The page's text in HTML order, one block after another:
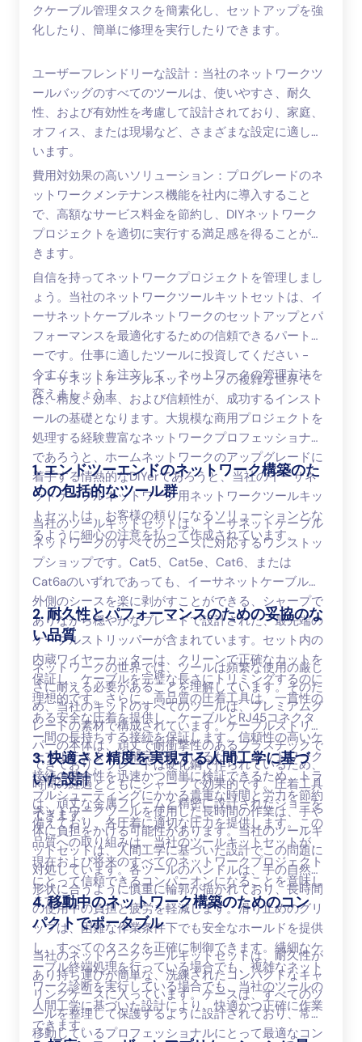
クケーブル管理タスクを簡素化し、セットアップを強
化したり、簡単に修理を実行したりできます。
ユーザーフレンドリーな設計：当社のネットワークツ
ールバッグのすべてのツールは、使いやすさ、耐久
性、および有効性を考慮して設計されており、家庭、
オフィス、または現場など、さまざまな設定に適して
います。
費用対効果の高いソリューション：プログレードのネ
ットワークメンテナンス機能を社内に導入すること
で、高額なサービス料金を節約し、DIYネットワーク
プロジェクトを適切に実行する満足感を得ることがで
きます。
自信を持ってネットワークプロジェクトを管理しまし
ょう。当社のネットワークツールキットセットは、イ
ーサネットケーブルネットワークのセットアップとパ
フォーマンスを最適化するための信頼できるパートナ
ーです。仕事に適したツールに投資してください -
今すぐキットを注文して、ネットワークの管理方法を
変えましょう！
イーサネットケーブルネットワークの複雑な世界で
は、精度、効率、および信頼性が、成功するインスト
ールの基礎となります。大規模な商用プロジェクトを
処理する経験豊富なネットワークプロフェッショナル
であろうと、ホームネットワークのアップグレードに
着手する情熱的なDIYerであろうと、当社のイーサネ
ットケーブルネットワーク用ネットワークツールキッ
トセットは、お客様の頼りになるソリューションとな
るように細心の注意を払って作成されています。
1. エンドツーエンドのネットワーク構築のた
めの包括的なツール群
当社のツールキットセットは、イーサネットケーブル
ネットワークのすべてのニーズに対応するワンストッ
プショップです。Cat5、Cat5e、Cat6、または
Cat6aのいずれであっても、イーサネットケーブルの
外側のシースを楽に剥がすことができる、シャープで
ありながら穏やかなブレードで設計された、最先端の
ケーブルストリッパーが含まれています。セット内の
内蔵ワイヤーカッターは、クリーンで正確なカットを
保証し、ケーブルを完璧な長さにトリミングするのに
理想的です。さらに、高品質の圧着工具は、一貫性の
ある安全な圧着を提供し、ケーブルとRJ45コネクタ
ー間の長持ちする接続を保証します。信頼性の高いケ
ーブルテスターで補完されているため、ネットワーク
接続の整合性を迅速かつ簡単に検証できるため、トラ
ブルシューティングにかかる貴重な時間と労力を節約
できます。
2. 耐久性とパフォーマンスのための妥協のな
い品質
ネットワークの世界では、ツールは頻繁な使用の厳し
さに耐える必要があることを理解しています。そのた
め、当社のキットのすべてのツールは、プレミアムグ
レードの素材で構成されています。ケーブルストリッ
パーの本体は、頑丈で耐衝撃性のあるプラスチックで
できており、ブレードは硬化鋼で作られているため、
時間の経過とともにシャープで効果的です。圧着工具
は、頑丈な金属フレームと精密に設計されたジョーを
備えており、各圧着に適切な圧力を提供します。この
品質への取り組みは、当社のツールキットセットが、
現在および将来のすべてのネットワークプロジェクト
にとって信頼できるコンパニオンになることを意味し
ます。
3. 快適さと精度を実現する人間工学に基づ
いた設計
ネットワークツールを使用した長時間の作業は、手や
体に負担をかける可能性があります。当社のツールキ
ットセットは、人間工学に基づいた設計でこの問題に
対処しています。各ツールのハンドルは、手の自然な
形状に合うように慎重に輪郭が描かれており、長時間
の使用中の負担と疲労を軽減します。滑り止めのグリ
ップは、困難な作業条件下でも安全なホールドを提供
し、すべてのタスクを正確に制御できます。繊細なケ
ーブル終端処理を行っている場合でも、複雑なネット
ワーク診断を実行している場合でも、当社のツールの
人間工学に基づいた設計により、快適かつ正確に作業
できます。
4. 移動中のネットワーク構築のためのコン
パクトでポータブル
当社のネットワークツールキットセットは、耐久性が
あり持ち運びが簡単な、洗練されたコンパクトなキャ
リングケースに入っています。ケースは、すべてのツ
ールを整理して保護するように設計されており、常に
移動しているプロフェッショナルにとって最適なコン